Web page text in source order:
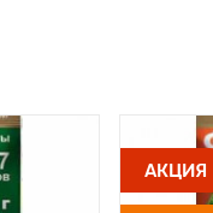
АКЦИЯ